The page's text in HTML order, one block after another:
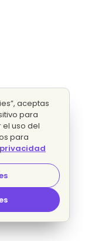
aceptas
para
uso del
para